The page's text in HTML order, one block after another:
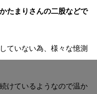
たまりさんの二股などで
ていない為、様々な憶測
けているようなので温か